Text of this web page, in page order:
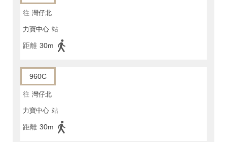
往 灣仔北
力寶中心 站
距離 30m
960C
往 灣仔北
力寶中心 站
距離 30m